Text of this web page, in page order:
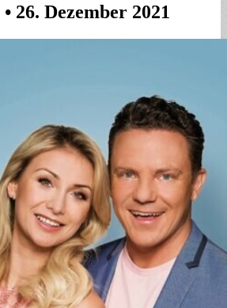
• 26. Dezember 2021